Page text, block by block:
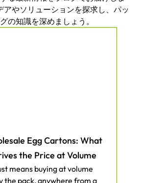
できましたか？今すぐ切り
のブランドを美しく輝かせ
アやソリューションを探求し、パッ
の知識を深めましょう。
Egg Cartons: What
the Price at Volume
means buying at volume
the pack, anywhere from a